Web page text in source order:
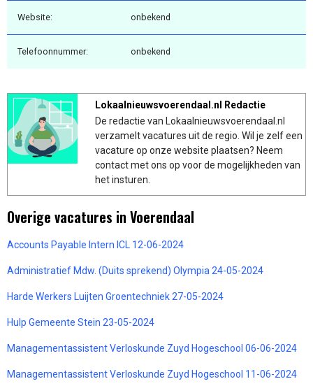
Website: onbekend
Telefoonnummer: onbekend
Lokaalnieuwsvoerendaal.nl Redactie
De redactie van Lokaalnieuwsvoerendaal.nl
verzamelt vacatures uit de regio. Wil je zelf een
vacature op onze website plaatsen? Neem
contact met ons op voor de mogelijkheden van
het insturen.
Overige vacatures in Voerendaal
Accounts Payable Intern ICL 12-06-2024
Administratief Mdw. (Duits sprekend) Olympia 24-05-2024
Harde Werkers Luijten Groentechniek 27-05-2024
Hulp Gemeente Stein 23-05-2024
Managementassistent Verloskunde Zuyd Hogeschool 06-06-2024
Managementassistent Verloskunde Zuyd Hogeschool 11-06-2024